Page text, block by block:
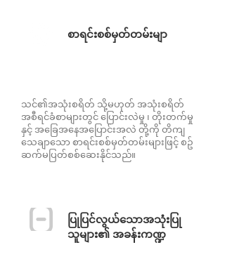
စာရင်းစစ်မှတ်တမ်းမျာ
သင်၏အသုံးစရိတ် သို့မဟုတ် အသုံးစရိတ်
အစီရင်ခံစာများတွင် ပြောင်းလဲမှု ၊ တိုးတက်မှု
နှင့် အခြေအနေအပြောင်းအလဲ တို့ကို တိကျ
သေချာသော စာရင်းစစ်မှတ်တမ်းများဖြင့် စဥ်
ဆက်မပြတ်စစ်ဆေးနိုင်သည်။
ပြုပြင်လွယ်သောအသုံးပြု
သူများ၏ အခန်းကဏ္ဍ